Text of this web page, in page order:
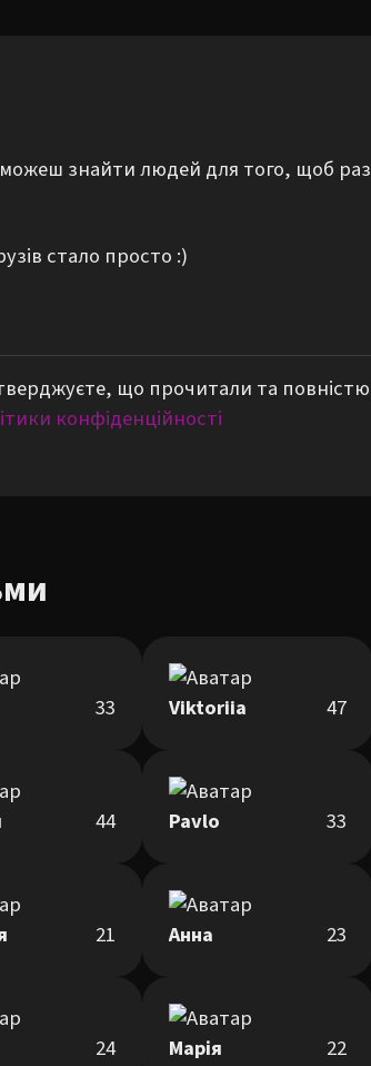
знайти людей для того, щоб
стало просто :)
що прочитали та повністю
конфіденційності
33 Viktoriia 47
44 Pavlo 33
21 Анна 23
24 Марія 22